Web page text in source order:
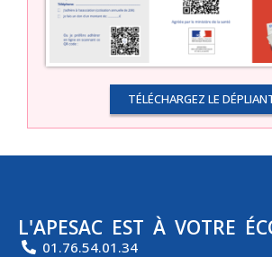
TÉLÉCHARGEZ LE
L'APESAC EST À VOTRE
01.76.54.01.34